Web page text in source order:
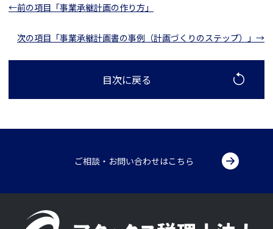
←前の項目「事業承継計画の作り方」
次の項目「事業承継計画書の事例（計画づくりのステップ）」→
目次に戻る
ご相談・お問い合わせはこちら